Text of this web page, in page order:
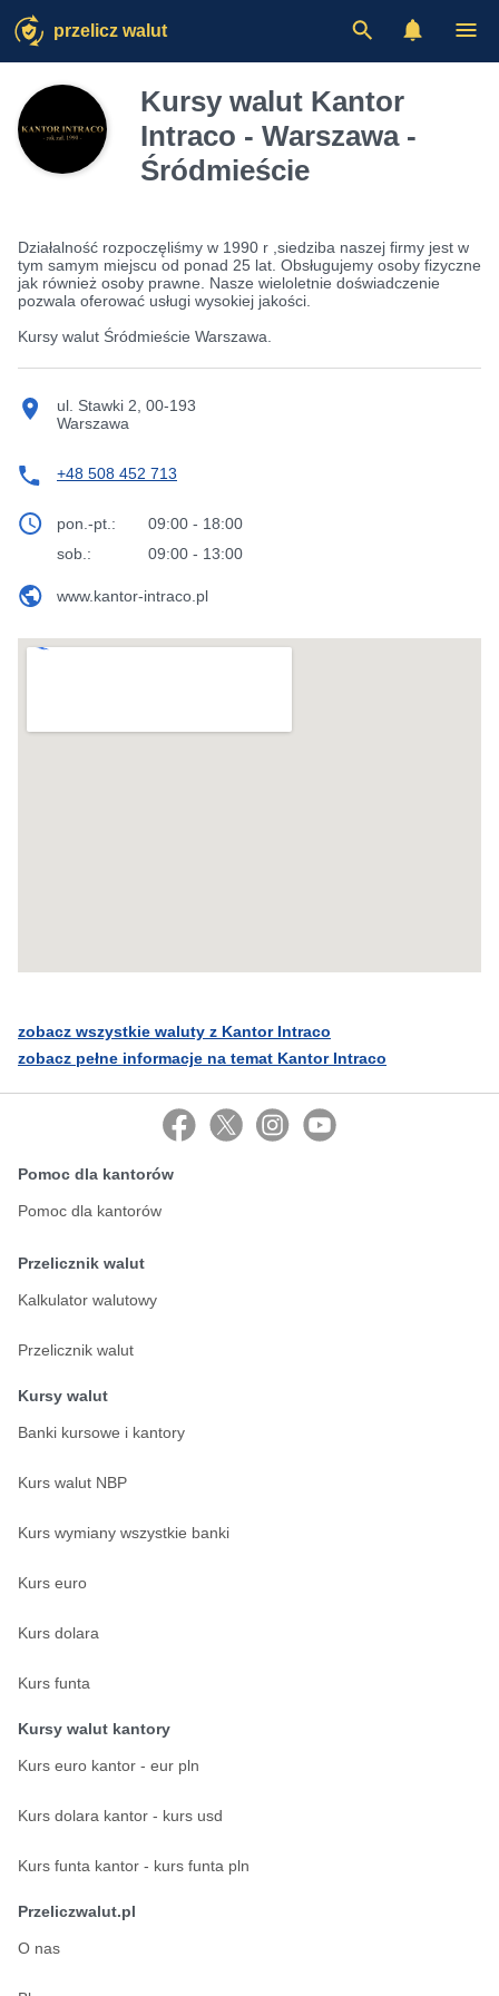
przelicz walut
Kursy walut Kantor
Intraco - Warszawa -
Śródmieście
Działalność rozpoczęliśmy w 1990 r ,siedziba naszej firmy jest w
tym samym miejscu od ponad 25 lat. Obsługujemy osoby fizyczne
jak również osoby prawne. Nasze wieloletnie doświadczenie
pozwala oferować usługi wysokiej jakości.
Kursy walut Śródmieście Warszawa.
ul. Stawki 2, 00-193
Warszawa
+48 508 452 713
pon.-pt.:
09:00 - 18:00
sob.:
09:00 - 13:00
www.kantor-intraco.pl
zobacz wszystkie waluty z Kantor Intraco
zobacz pełne informacje na temat Kantor Intraco
Pomoc dla kantorów
Pomoc dla kantorów
Przelicznik walut
Kalkulator walutowy
Przelicznik walut
Kursy walut
Banki kursowe i kantory
Kurs walut NBP
Kurs wymiany wszystkie banki
Kurs euro
Kurs dolara
Kurs funta
Kursy walut kantory
Kurs euro kantor - eur pln
Kurs dolara kantor - kurs usd
Kurs funta kantor - kurs funta pln
Przeliczwalut.pl
O nas